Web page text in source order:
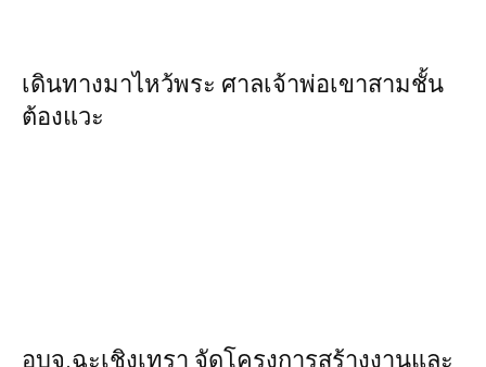
เดินทางมาไหว้พระ ศาลเจ้าพ่อเขาสามชั้น
ต้องแวะ
อบจ.ฉะเชิงเทรา จัดโครงการสร้างงานและ